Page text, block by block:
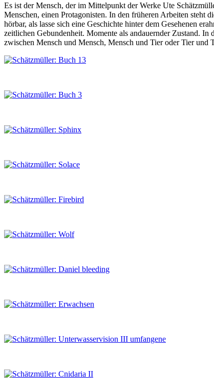
Es ist der Mensch, der im Mittelpunkt der Werke Ute
Menschen, einen Protagonisten. In den früheren Arbeiten steht
hörbar, als lasse sich eine Geschichte hinter dem Gesehenen
zeitlichen Gebundenheit. Momente als andauernder Zustand.
zwischen Mensch und Mensch, Mensch und Tier oder Tier und